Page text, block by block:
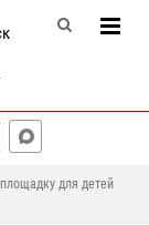
для детей